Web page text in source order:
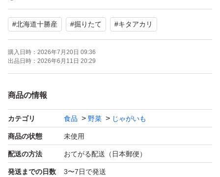
とも呼ばれています。
ホクホクの粉質：でんぷん価が高く、加熱すると男爵いも
以上にホクホクとした柔らかい口当たりになります。
ビタミンCが約1.5倍：一般的な男爵いもに比べて、ビタ
カロテンが豊富：果肉の黄色い発色は、抗酸化作用のある
カロテンが含まれているためです。
#北海道十勝産 #掘りたて #キタアカリ
購入日時： 2026年7月20日 09:36
出品日時： 2026年6月11日 20:29
商品の情報
カテゴリ 食品 野菜 じゃがいも
商品の状態 未使用
配送の方法 おてがる配送（日本郵便）
発送までの日数 3〜7日で発送